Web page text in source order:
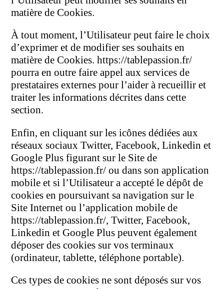
matière de Cookies.
À tout moment, l’Utilisateur peut faire le choix
d’exprimer et de modifier ses souhaits en
matière de Cookies. https://tablepassion.fr/
pourra en outre faire appel aux services de
prestataires externes pour l’aider à recueillir et
traiter les informations décrites dans cette
section.
Enfin, en cliquant sur les icônes dédiées aux
réseaux sociaux Twitter, Facebook, Linkedin et
Google Plus figurant sur le Site de
https://tablepassion.fr/ ou dans son application
mobile et si l’Utilisateur a accepté le dépôt de
cookies en poursuivant sa navigation sur le
Site Internet ou l’application mobile de
https://tablepassion.fr/, Twitter, Facebook,
Linkedin et Google Plus peuvent également
déposer des cookies sur vos terminaux
(ordinateur, tablette, téléphone portable).
Ces types de cookies ne sont déposés sur vos